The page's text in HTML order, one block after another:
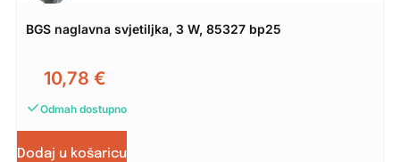
BGS naglavna svjetiljka, 3 W, 85327 bp25
10,78 €
Odmah dostupno
Dodaj u košaricu